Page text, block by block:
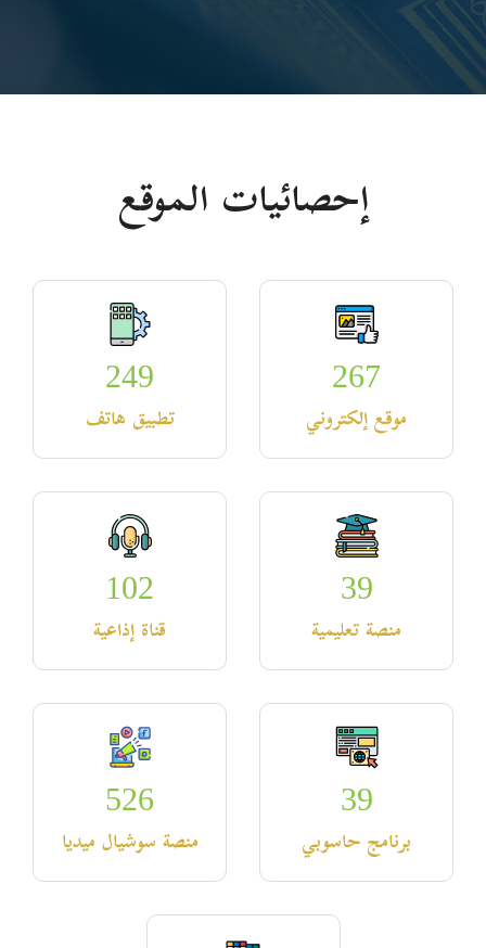
إحصائيات الموقع
267
موقع إلكتروني
249
تطبيق هاتف
39
منصة تعليمية
102
قناة إذاعية
39
برنامج حاسوبي
526
منصة سوشيال ميديا